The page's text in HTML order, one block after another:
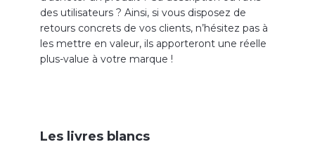
des utilisateurs ? Ainsi, si vous disposez de
retours concrets de vos clients, n’hésitez pas à
les mettre en valeur, ils apporteront une réelle
plus-value à votre marque !
Les livres blancs